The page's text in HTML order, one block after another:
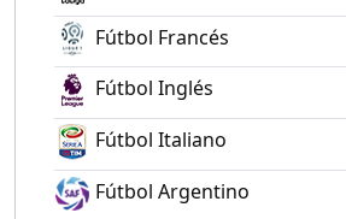
Fútbol Francés
Fútbol Inglés
Fútbol Italiano
Fútbol Argentino